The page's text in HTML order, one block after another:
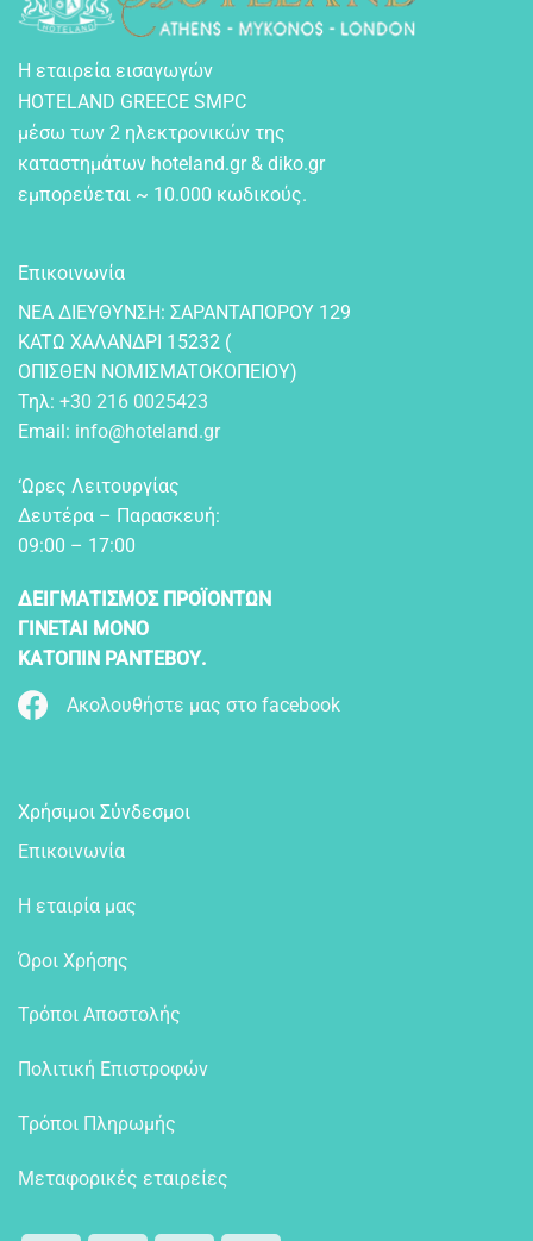
Η εταιρεία εισαγωγών
HOTELAND GREECE SMPC
μέσω των 2 ηλεκτρονικών της
καταστημάτων hoteland.gr & diko.gr
εμπορεύεται ~ 10.000 κωδικούς.
Επικοινωνία
NEA ΔIEYΘYNΣH: ΣAPANTAΠOPOY 129
KATΩ XAΛANΔPI 15232 (
OΠIΣΘEN NOMIΣMATOKOΠEIOY)
Τηλ: +30 216 0025423
Email: info@hoteland.gr
‘Ωρες Λειτουργίας
Δευτέρα – Παρασκευή:
09:00 – 17:00
ΔΕΙΓΜΑΤΙΣΜΟΣ ΠΡΟΪΟΝΤΩΝ
ΓΙΝΕΤΑΙ ΜΟΝΟ
ΚΑΤΟΠΙΝ ΡΑΝΤΕΒΟΥ.
Ακολουθήστε μας στο facebook
Χρήσιμοι Σύνδεσμοι
Επικοινωνία
Η εταιρία μας
Όροι Χρήσης
Τρόποι Αποστολής
Πολιτική Επιστροφών
Τρόποι Πληρωμής
Μεταφορικές εταιρείες